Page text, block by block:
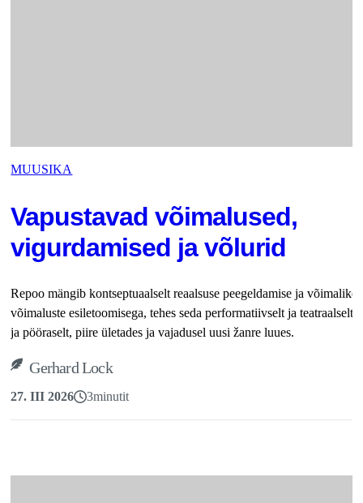
MUUSIKA
Vapustavad võimalused,
vigurdamised ja võlurid
Repoo mängib kontseptuaalselt reaalsuse peegeldamise ja võimalike
võimaluste esiletoomisega, tehes seda performatiivselt ja teatraalselt,
ja pööraselt, piire ületades ja vajadusel uusi žanre luues.
Gerhard Lock
27. III 2026 3minutit